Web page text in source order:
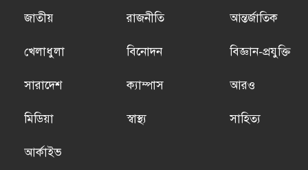
জাতীয় রাজনীতি আন্তর্জাতিক
খেলাধুলা বিনোদন বিজ্ঞান-প্রযুক্তি
সারাদেশ ক্যাম্পাস আরও
মিডিয়া স্বাস্থ্য সাহিত্য
আর্কাইভ